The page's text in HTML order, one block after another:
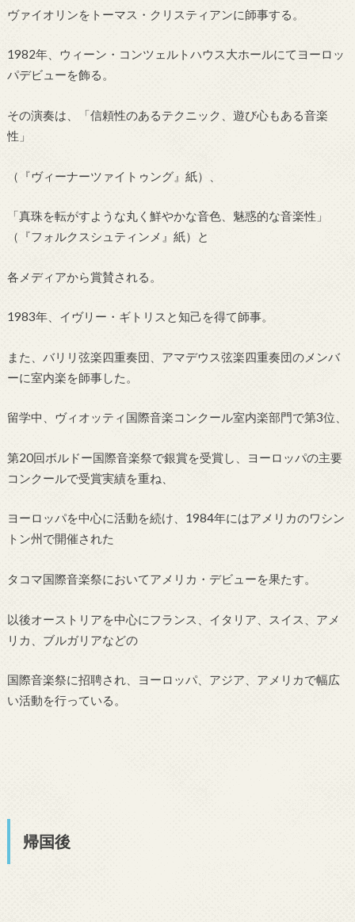
ヴァイオリンをトーマス・クリスティアンに師事する。
1982年、ウィーン・コンツェルトハウス大ホールにてヨーロッ
パデビューを飾る。
その演奏は、「信頼性のあるテクニック、遊び心もある音楽
性」
（『ヴィーナーツァイトゥング』紙）、
「真珠を転がすような丸く鮮やかな音色、魅惑的な音楽性」
（『フォルクスシュティンメ』紙）と
各メディアから賞賛される。
1983年、イヴリー・ギトリスと知己を得て師事。
また、バリリ弦楽四重奏団、アマデウス弦楽四重奏団のメンバ
ーに室内楽を師事した。
留学中、ヴィオッティ国際音楽コンクール室内楽部門で第3位、
第20回ボルドー国際音楽祭で銀賞を受賞し、ヨーロッパの主要
コンクールで受賞実績を重ね、
ヨーロッパを中心に活動を続け、1984年にはアメリカのワシン
トン州で開催された
タコマ国際音楽祭においてアメリカ・デビューを果たす。
以後オーストリアを中心にフランス、イタリア、スイス、アメ
リカ、ブルガリアなどの
国際音楽祭に招聘され、ヨーロッパ、アジア、アメリカで幅広
い活動を行っている。
帰国後